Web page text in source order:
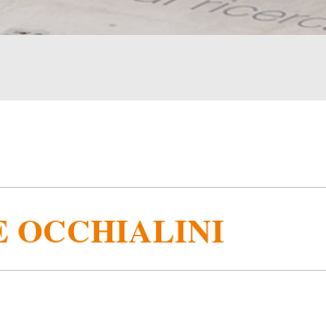
OCCHIALINI